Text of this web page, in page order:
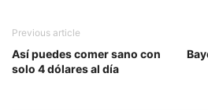
Previous article
Así puedes comer sano con
solo 4 dólares al día